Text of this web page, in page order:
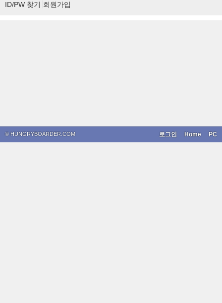
ID/PW 찾기 회원가입
© HUNGRYBOARDER.COM PC
Home
로그인